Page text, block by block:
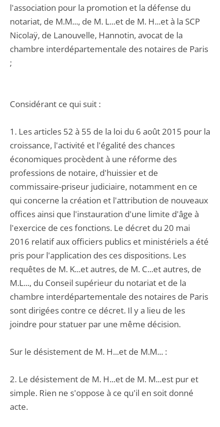
l'association pour la promotion et la défense du
notariat, de M.M..., de M. L...et de M. H...et à la SCP
Nicolaÿ, de Lanouvelle, Hannotin, avocat de la
chambre interdépartementale des notaires de Paris
;
Considérant ce qui suit :
1. Les articles 52 à 55 de la loi du 6 août 2015 pour la
croissance, l'activité et l'égalité des chances
économiques procèdent à une réforme des
professions de notaire, d'huissier et de
commissaire-priseur judiciaire, notamment en ce
qui concerne la création et l'attribution de nouveaux
offices ainsi que l'instauration d'une limite d'âge à
l'exercice de ces fonctions. Le décret du 20 mai
2016 relatif aux officiers publics et ministériels a été
pris pour l'application des ces dispositions. Les
requêtes de M. K...et autres, de M. C...et autres, de
M.L..., du Conseil supérieur du notariat et de la
chambre interdépartementale des notaires de Paris
sont dirigées contre ce décret. Il y a lieu de les
joindre pour statuer par une même décision.
Sur le désistement de M. H...et de M.M... :
2. Le désistement de M. H...et de M. M...est pur et
simple. Rien ne s'oppose à ce qu'il en soit donné
acte.